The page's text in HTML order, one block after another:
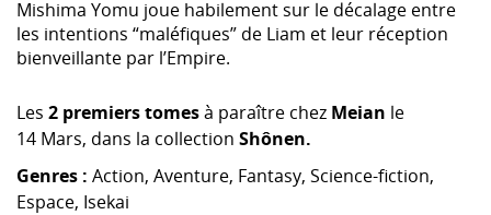
Mishima Yomu joue habilement sur le décalage entre
les intentions “maléfiques” de Liam et leur réception
bienveillante par l’Empire.
Les 2 premiers tomesà paraître chez Meian le
14 Mars, dans la collection Shônen.
Genres : Action, Aventure, Fantasy, Science-fiction,
Espace, Isekai